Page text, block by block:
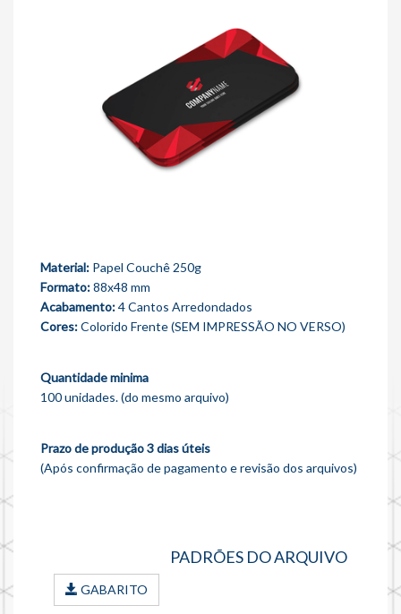
Material: Papel Couchê 250g
Formato:88x48 mm
Acabamento:4 Cantos Arredondados
Cores:Colorido Frente (SEM IMPRESSÃO NO VERSO)
Quantidade minima
100 unidades. (do mesmo arquivo)
Prazo de produção 3 dias úteis
(Após confirmação de pagamento e revisão dos arquivos)
PADRÕES DO ARQUIVO
GABARITO